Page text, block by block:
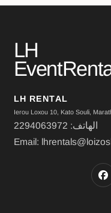
LH
LH RENTAL
الهاتف: 2294063972
Email: